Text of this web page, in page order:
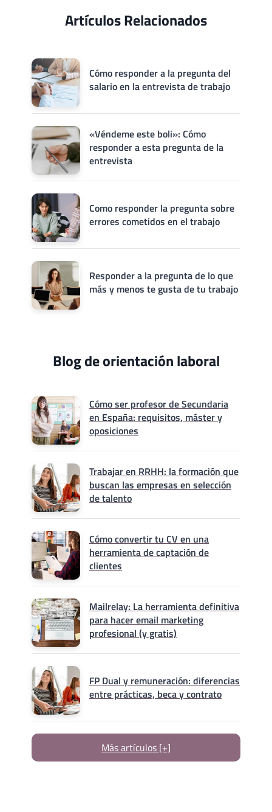
Artículos Relacionados
Cómo responder a la pregunta del
salario en la entrevista de trabajo
«Véndeme este boli»: Cómo
responder a esta pregunta de la
entrevista
Como responder la pregunta sobre
errores cometidos en el trabajo
Responder a la pregunta de lo que
más y menos te gusta de tu trabajo
Blog de orientación laboral
Cómo ser profesor de Secundaria
en España: requisitos, máster y
oposiciones
Trabajar en RRHH: la formación que
buscan las empresas en selección
de talento
Cómo convertir tu CV en una
herramienta de captación de
clientes
Mailrelay: La herramienta definitiva
para hacer email marketing
profesional (y gratis)
FP Dual y remuneración: diferencias
entre prácticas, beca y contrato
Más artículos [+]